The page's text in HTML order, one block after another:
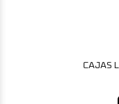
CAJAS